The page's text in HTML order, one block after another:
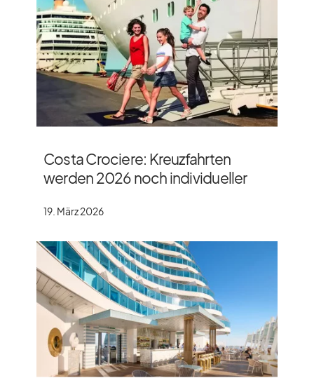
Costa Crociere: Kreuzfahrten
werden 2026 noch individueller
19. März 2026